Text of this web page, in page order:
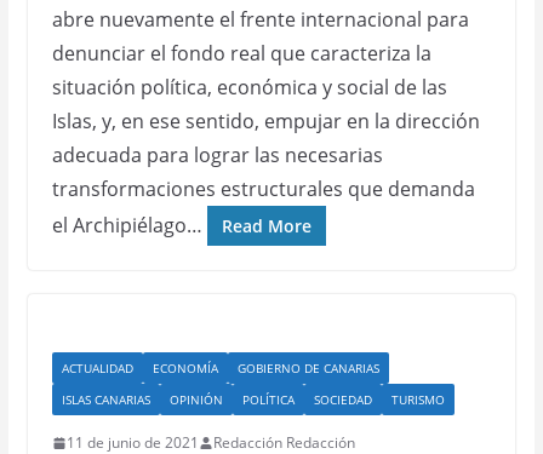
abre nuevamente el frente internacional para
denunciar el fondo real que caracteriza la
situación política, económica y social de las
Islas, y, en ese sentido, empujar en la dirección
adecuada para lograr las necesarias
transformaciones estructurales que demanda
el Archipiélago…
Read More
ACTUALIDAD ECONOMÍA
GOBIERNO DE CANARIAS
ISLAS CANARIAS
OPINIÓN POLÍTICA SOCIEDAD TURISMO
11 de junio de 2021 Redacción Redacción